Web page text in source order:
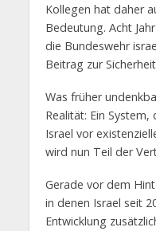
Kollegen hat daher
Bedeutung. Acht
die Bundeswehr
Beitrag zur
Was früher
Realität: Ein
Israel vor
wird nun Teil der
Gerade vor dem
in denen Israel seit
Entwicklung